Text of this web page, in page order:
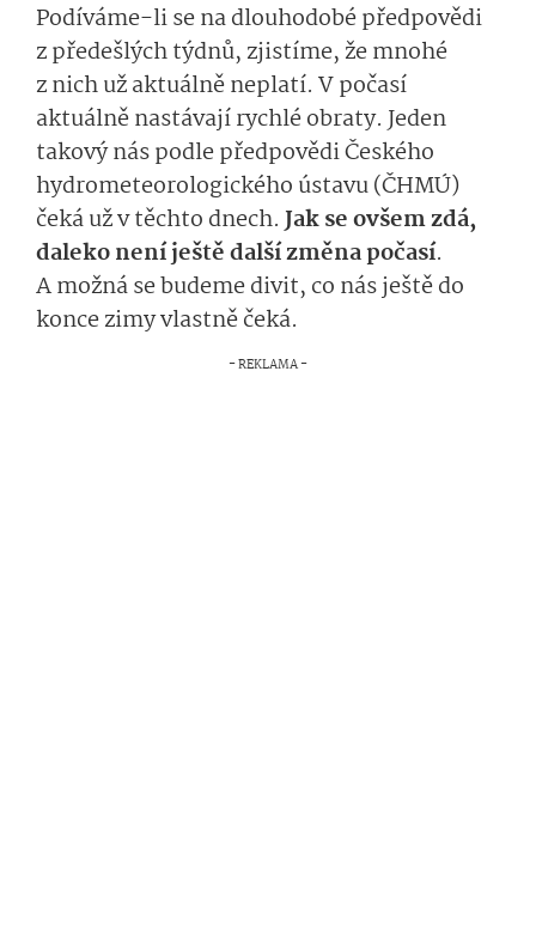
Podíváme-li se na dlouhodobé předpovědi
z předešlých týdnů, zjistíme, že mnohé
z nich už aktuálně neplatí. V počasí
aktuálně nastávají rychlé obraty. Jeden
takový nás podle předpovědi Českého
hydrometeorolo­gického ústavu (ČHMÚ)
čeká už v těchto dnech.Jak se ovšem zdá,
daleko není ještě další změna počasí.
A možná se budeme divit, co nás ještě do
konce zimy vlastně čeká.